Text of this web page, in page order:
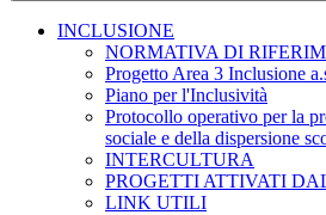
INCLUSIONE
NORMATIVA DI
Progetto Area 3 Inclusione
Piano per l'Inclusività
Protocollo operativo per la
sociale e della dispersione
INTERCULTURA
PROGETTI ATTIVATI
LINK UTILI